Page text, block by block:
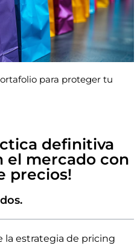
para proteger tu
definitiva
el mercado con
precios!
la estrategia de pricing